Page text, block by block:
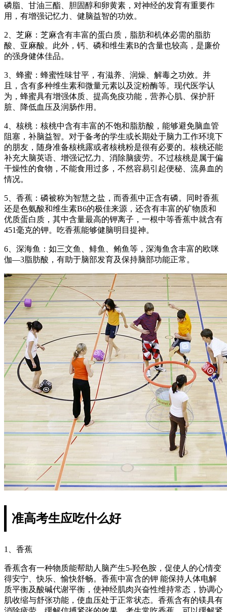
磷脂、甘油三酯、胆固醇和卵黄素，对神经的发育有重要作
用，有增强记忆力、健脑益智的功效。
2、芝麻：芝麻含有丰富的蛋白质，脂肪和机体必需的脂肪
酸、亚麻酸。此外，钙、磷和维生素B的含量也较高，是廉价
的强身健体佳品。
3、蜂蜜：蜂蜜性味甘平，有滋养、润燥、解毒之功效。并
且，含有多种维生素和微量元素以及淀粉酶等。现代医学认
为，蜂蜜具有增强体质、提高免疫功能，营养心肌、保护肝
脏、降低血压及润肠作用。
4、核桃：核桃中含有丰富的不饱和脂肪酸，能够避免脑血管
阻塞，补脑益智。对于备考的学生或长期处于脑力工作环境下
的朋友，随身准备核桃露或者核桃粉是很有必要的。核桃还能
补充大脑英语、增强记忆力、消除脑疲劳。不过核桃是属于偏
干燥性的食物，不能食用过多，不然容易引起便秘、流鼻血的
情况。
5、香蕉：磷被称为智慧之盐，而香蕉中正含有磷。同时香蕉
还是色氨酸和维生素B6的极佳来源，还含有丰富的矿物质和
优质蛋白质，其中含量最高的钾离子，一根中等香蕉中就含有
451毫克的钾。吃香蕉能够健脑明目提神。
6、深海鱼：如三文鱼、鲱鱼、鲔鱼等，深海鱼含丰富的欧咪
伽—3脂肪酸，有助于脑部发育及保持脑部功能正常。
准高考生应吃什么好
1、香蕉
香蕉含有一种物质能帮助人脑产生5-羟色胺，促使人的心情变
得安宁、快乐、愉快舒畅。香蕉中富含的钾 能保持人体电解
质平衡及酸碱代谢平衡，使神经肌肉兴奋性维持常态，协调心
肌收缩与舒张功能，使血压处于正常状态。香蕉含有的镁具有